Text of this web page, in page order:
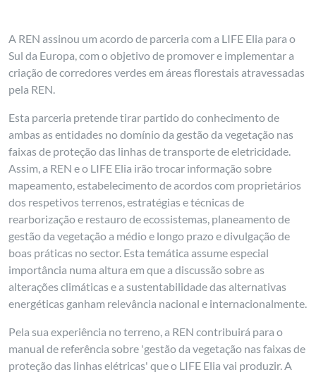
A REN assinou um acordo de parceria com a LIFE Elia para o
Sul da Europa, com o objetivo de promover e implementar a
criação de corredores verdes em áreas florestais atravessadas
pela REN.
Esta parceria pretende tirar partido do conhecimento de
ambas as entidades no domínio da gestão da vegetação nas
faixas de proteção das linhas de transporte de eletricidade.
Assim, a REN e o LIFE Elia irão trocar informação sobre
mapeamento, estabelecimento de acordos com proprietários
dos respetivos terrenos, estratégias e técnicas de
rearborização e restauro de ecossistemas, planeamento de
gestão da vegetação a médio e longo prazo e divulgação de
boas práticas no sector. Esta temática assume especial
importância numa altura em que a discussão sobre as
alterações climáticas e a sustentabilidade das alternativas
energéticas ganham relevância nacional e internacionalmente.
Pela sua experiência no terreno, a REN contribuirá para o
manual de referência sobre 'gestão da vegetação nas faixas de
proteção das linhas elétricas' que o LIFE Elia vai produzir. A